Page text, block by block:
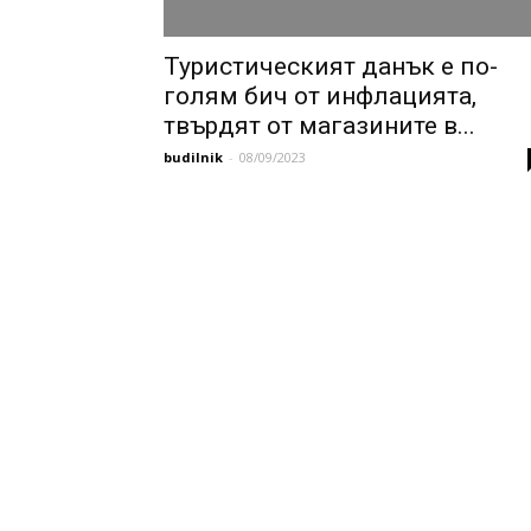
Туристическият данък е по-
голям бич от инфлацията,
твърдят от магазините в...
budilnik - 08/09/2023